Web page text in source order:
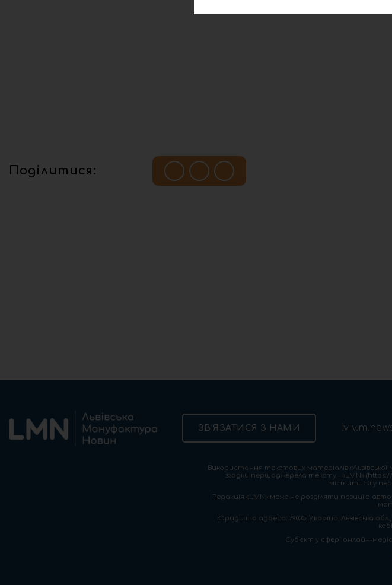
Поділитися:
ЗВ’ЯЗАТИСЯ З НАМИ
Використання текстових матеріалів
згадки першоджерела тексту – «LMN»
міститися у
Редакція «LMN» може не розділяти позицію
Юридична адреса: 79005, Україна, Львівська
Cуб'єкт у сфері онлайн-